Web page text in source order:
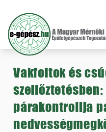
Vakfoltok és
párakontrollja